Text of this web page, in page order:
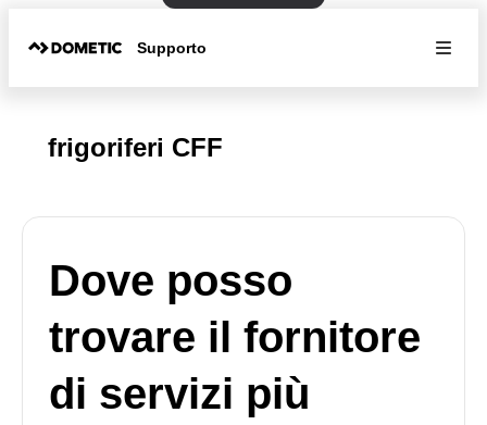
Supporto
frigoriferi CFF
Dove posso
trovare il fornitore
di servizi più